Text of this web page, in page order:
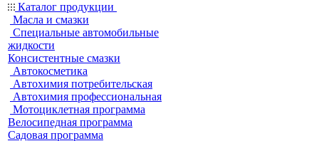
Каталог продукции
Масла и смазки
Специальные автомобильные
жидкости
Консистентные смазки
Автокосметика
Автохимия потребительская
Автохимия профессиональная
Мотоциклетная программа
Велосипедная программа
Садовая программа